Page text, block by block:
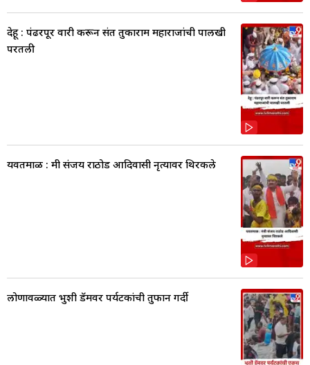
देहू : पंढरपूर वारी करून संत तुकाराम महाराजांची पालखी
परतली
यवतमाळ : मंत्री संजय राठोड आदिवासी नृत्यावर थिरकले
लोणावळ्यात भुशी डॅमवर पर्यटकांची तुफान गर्दी